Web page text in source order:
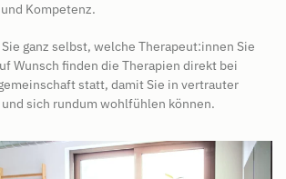
Kompetenz.
ganz selbst, welche Therapeut:innen Sie
Wunsch finden die Therapien direkt bei
statt, damit Sie in vertrauter
sich rundum wohlfühlen können.